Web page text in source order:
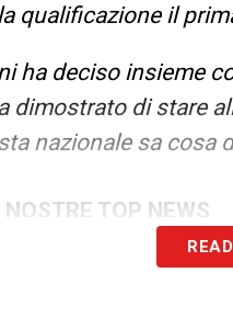
qualificazione il
ha deciso insieme
dimostrato di stare
nazionale sa cosa
TOP NEWS